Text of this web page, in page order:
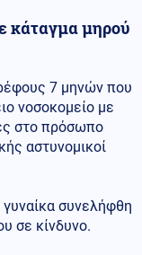
κάταγμα μηρού
7 μηνών που
νοσοκομείο με
στο πρόσωπο
αστυνομικοί
συνελήφθη
σε κίνδυνο.